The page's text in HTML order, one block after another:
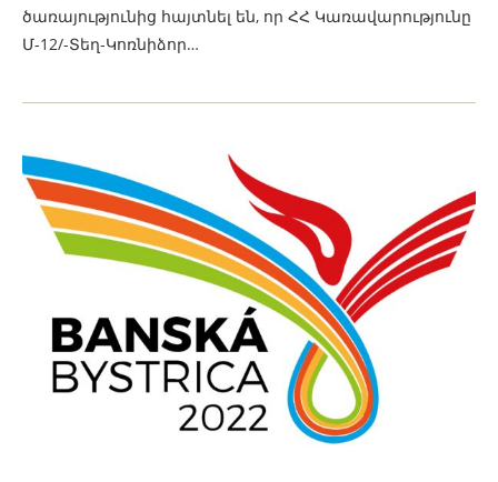
ծառայությունից հայտնել են, որ ՀՀ Կառավարությունը
Մ-12/-Տեղ-Կոռնիձոր…